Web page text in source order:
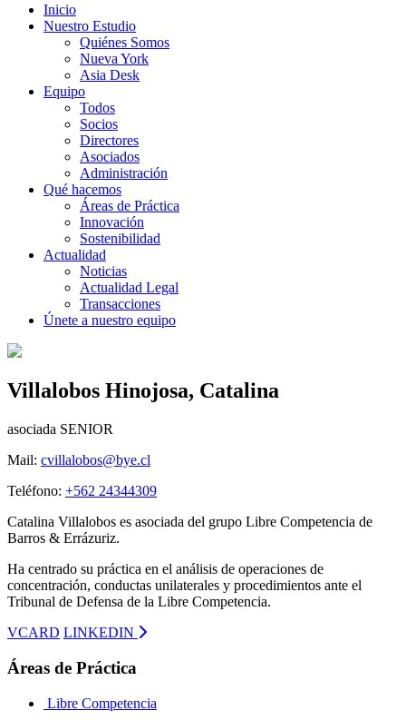
Inicio
Nuestro Estudio
Quiénes Somos
Nueva York
Asia Desk
Equipo
Todos
Socios
Directores
Asociados
Administración
Qué hacemos
Áreas de Práctica
Innovación
Sostenibilidad
Actualidad
Noticias
Actualidad Legal
Transacciones
Únete a nuestro equipo
Villalobos Hinojosa, Catalina
asociada SENIOR
Mail: cvillalobos@bye.cl
Teléfono: +562 24344309
Catalina Villalobos es asociada del grupo Libre Competencia de
Barros & Errázuriz.
Ha centrado su práctica en el análisis de operaciones de
concentración, conductas unilaterales y procedimientos ante el
Tribunal de Defensa de la Libre Competencia.
VCARD LINKEDIN
Áreas de Práctica
Libre Competencia